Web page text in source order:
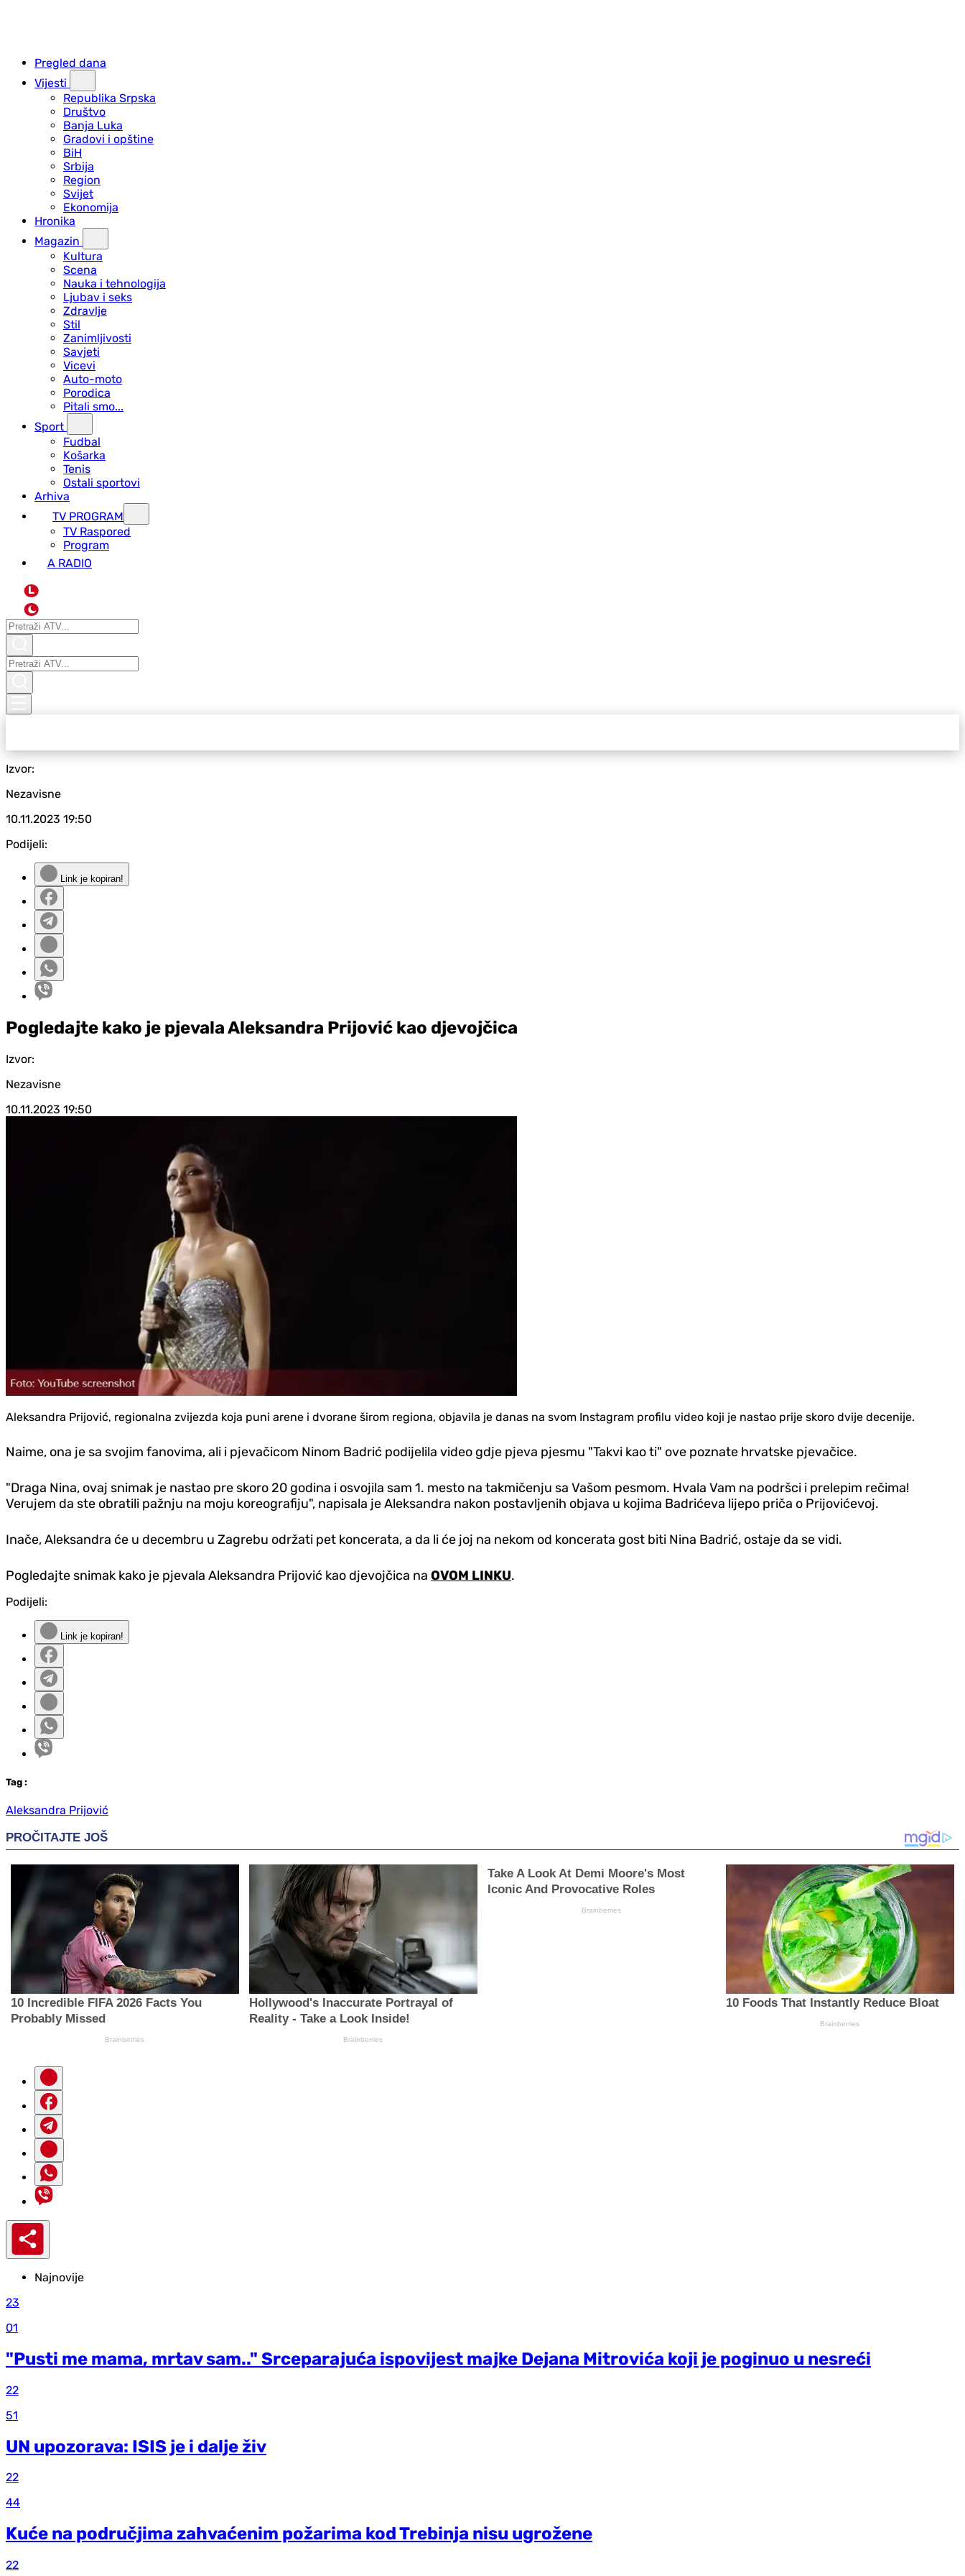
Pregled dana
Vijesti
Republika Srpska
Društvo
Banja Luka
Gradovi i opštine
BiH
Srbija
Region
Svijet
Ekonomija
Hronika
Magazin
Kultura
Scena
Nauka i tehnologija
Ljubav i seks
Zdravlje
Stil
Zanimljivosti
Savjeti
Vicevi
Auto-moto
Porodica
Pitali smo...
Sport
Fudbal
Košarka
Tenis
Ostali sportovi
Arhiva
TV PROGRAM
ТV Raspored
Program
A RADIO
L
Izvor:
Nezavisne
10.11.2023 19:50
Podijeli:
Link je kopiran!
Pogledajte kako je pjevala Aleksandra Prijović kao d‌jevojčica
Izvor:
Nezavisne
10.11.2023 19:50
Aleksandra Prijović, regionalna zvijezda koja puni arene i dvorane širom regiona, objavila je danas na svom Instagram profilu video koji je nastao prije skoro dvije decenije.
Naime, ona je sa svojim fanovima, ali i pjevačicom Ninom Badrić podijelila video gd‌je pjeva pjesmu "Takvi kao ti" ove poznate hrvatske pjevačice.
"Draga Nina, ovaj snimak je nastao pre skoro 20 godina i osvojila sam 1. mesto na takmičenju sa Vašom pesmom. Hvala Vam na podršci i prelepim rečima!
Verujem da ste obratili pažnju na moju koreografiju", napisala je Aleksandra nakon postavljenih objava u kojima Badrićeva lijepo priča o Prijovićevoj.
Inače, Aleksandra će u decembru u Zagrebu održati pet koncerata, a da li će joj na nekom od koncerata gost biti Nina Badrić, ostaje da se vidi.
Pogledajte snimak kako je pjevala Aleksandra Prijović kao d‌jevojčica na OVOM LINKU.
Podijeli:
Link je kopiran!
Tag :
Aleksandra Prijović
Najnovije
23
01
"Pusti me mama, mrtav sam.." Srceparajuća ispovijest majke Dejana Mitrovića koji je poginuo u nesreći
22
51
UN upozorava: ISIS je i dalje živ
22
44
Kuće na područjima zahvaćenim požarima kod Trebinja nisu ugrožene
22